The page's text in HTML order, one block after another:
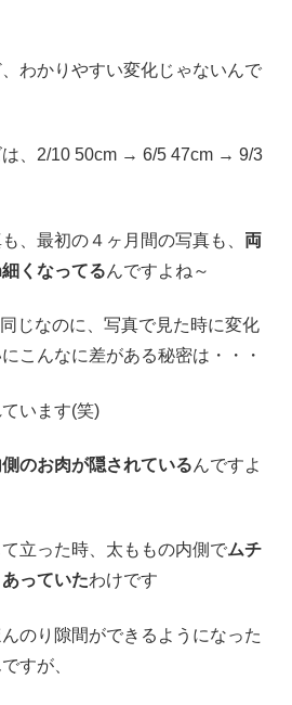
わかりやすい変化じゃないんで
は、2/10 50cm → 6/5 47cm → 9/3
、最初の４ヶ月間の写真も、 両
くなってるんですよね～
じなのに、写真で見た時に変化
こんなに差がある秘密は・・・
います(笑)
のお肉が隠されているんですよ
立った時、太ももの内側でムチ
っていたわけです
のり隙間ができるようになった
すが、